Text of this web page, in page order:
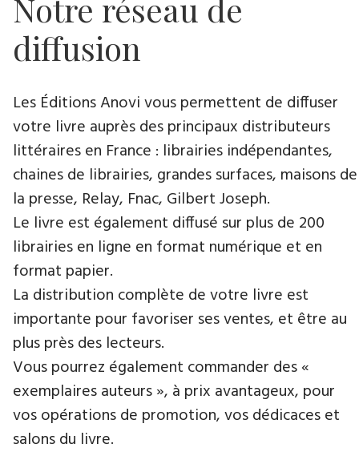
Notre réseau de
diffusion
Les Éditions Anovi vous permettent de diffuser
votre livre auprès des principaux distributeurs
littéraires en France : librairies indépendantes,
chaines de librairies, grandes surfaces, maisons de
la presse, Relay, Fnac, Gilbert Joseph.
Le livre est également diffusé sur plus de 200
librairies en ligne en format numérique et en
format papier.
La distribution complète de votre livre est
importante pour favoriser ses ventes, et être au
plus près des lecteurs.
Vous pourrez également commander des «
exemplaires auteurs », à prix avantageux, pour
vos opérations de promotion, vos dédicaces et
salons du livre.